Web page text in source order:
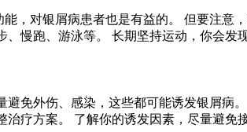
，对银屑病患者也是有益的。 但要注意
慢跑、游泳等。 长期坚持运动，你会
免外伤、感染，这些都可能诱发银屑
疗方案。 了解你的诱发因素，尽量避免